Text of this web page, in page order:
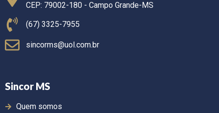
CEP: 79002-180 - Campo Grande-MS
(67) 3325-7955
sincorms@uol.com.br
Sincor MS
Quem somos